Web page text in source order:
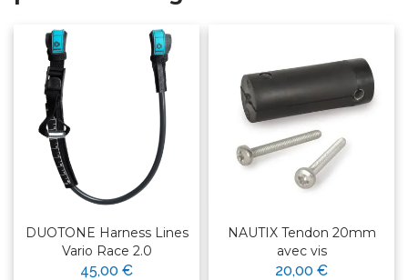
DUOTONE Harness Lines
Vario Race 2.0
45,00 €
NAUTIX Tendon 20mm
avec vis
20,00 €